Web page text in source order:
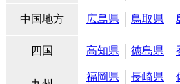
中国地方 広島県 鳥取県
四国 高知県 徳島県
福岡県 長崎県